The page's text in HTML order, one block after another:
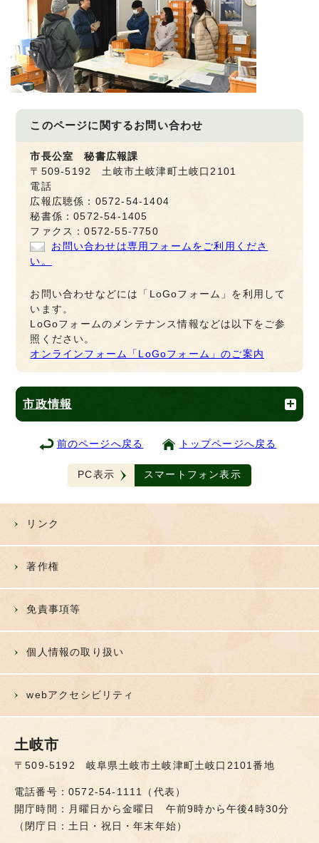
このページに関するお問い合わせ
市長公室 秘書広報課
〒509-5192 土岐市土岐津町土岐口2101
電話
広報広聴係：0572-54-1404
秘書係：0572-54-1405
ファクス：0572-55-7750
お問い合わせは専用フォームをご利用くださ
い。
お問い合わせなどには「LoGoフォーム」を利用して
います。
LoGoフォームのメンテナンス情報などは以下をご参
照ください。
オンラインフォーム「LoGoフォーム」のご案内
市政情報
前のページへ戻る トップページへ戻る
PC表示 スマートフォン表示
リンク
著作権
免責事項等
個人情報の取り扱い
webアクセシビリティ
土岐市
〒509-5192 岐阜県土岐市土岐津町土岐口2101番地
電話番号：0572-54-1111（代表）
開庁時間：月曜日から金曜日 午前9時から午後4時30分
（閉庁日：土日・祝日・年末年始）